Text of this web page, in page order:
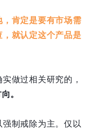
肯定是要有市场需
就认定这个产品是
做过相关研究的，
。
制戒除为主。仅以